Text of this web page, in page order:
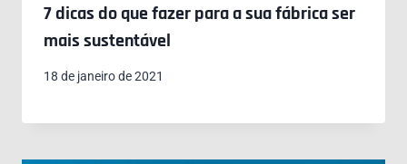
7 dicas do que fazer para a sua fábrica ser
mais sustentável
18 de janeiro de 2021